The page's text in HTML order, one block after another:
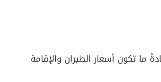
ما تكون أسعار الطيران والإقامة